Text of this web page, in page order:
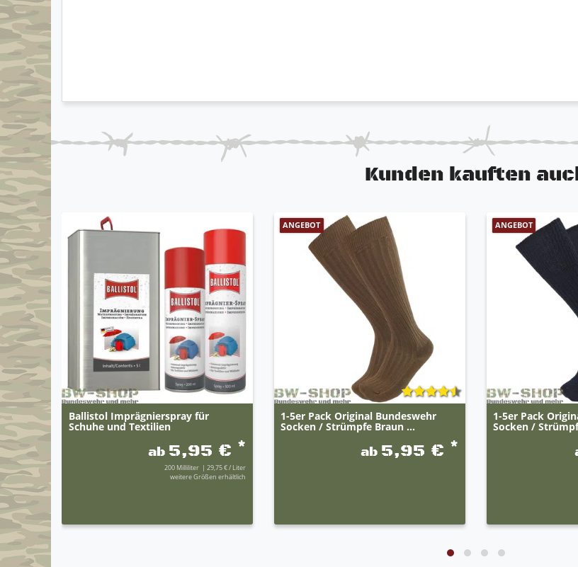
Schneeschuhe: montierbar (z.B. Schneeschuh Typ MSR Denali Classic)
Leichteisen: montierbar (z.B. Steigeisentyp Tyrol P12)
Kunden kauften
Ballistol Imprägnierspray für
Schuhe und Textilien
ab 5,95 € *
200 Milliliter | 29,75 € / Liter
weitere Größen erhältlich
ANGEBOT
1-5er Pack Original Bundeswehr
Socken / Strümpfe Braun ...
ab 5,95 € *
ANGEBOT
1-5er Pack
Socken /